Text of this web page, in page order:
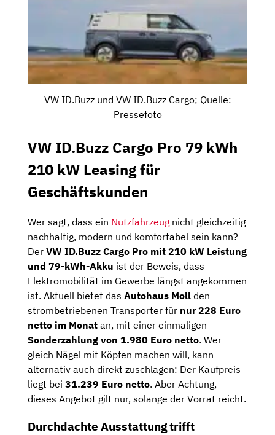
VW ID.Buzz und VW ID.Buzz Cargo; Quelle:
Pressefoto
VW ID.Buzz Cargo Pro 79 kWh
210 kW Leasing für
Geschäftskunden
Wer sagt, dass ein Nutzfahrzeug nicht gleichzeitig
nachhaltig, modern und komfortabel sein kann?
Der VW ID.Buzz Cargo Pro mit 210 kW Leistung
und 79-kWh-Akku ist der Beweis, dass
Elektromobilität im Gewerbe längst angekommen
ist. Aktuell bietet das Autohaus Moll den
strombetriebenen Transporter für nur 228 Euro
netto im Monat an, mit einer einmaligen
Sonderzahlung von 1.980 Euro netto. Wer
gleich Nägel mit Köpfen machen will, kann
alternativ auch direkt zuschlagen: Der Kaufpreis
liegt bei 31.239 Euro netto. Aber Achtung,
dieses Angebot gilt nur, solange der Vorrat reicht.
Durchdachte Ausstattung trifft